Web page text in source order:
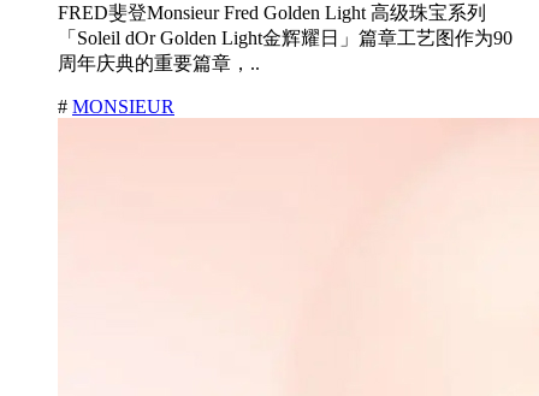
FRED斐登Monsieur Fred Golden Light 高级珠宝系列
「Soleil dOr Golden Light金辉耀日」篇章工艺图作为90
周年庆典的重要篇章，..
# MONSIEUR